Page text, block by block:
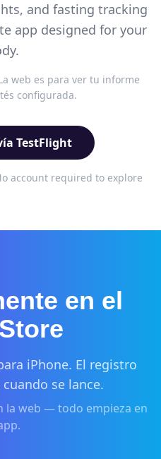
and fasting tracking
app designed for your
web es para ver tu informe
configurada.
TestFlight
account required to explore
en el
iPhone. El registro
se lance.
la web — todo empieza en